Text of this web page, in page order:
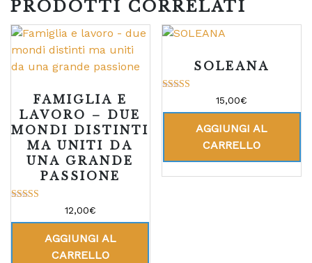
PRODOTTI CORRELATI
FAMIGLIA E
LAVORO – DUE
MONDI DISTINTI
MA UNITI DA
UNA GRANDE
PASSIONE
su 5
12,00€
AGGIUNGI AL
CARRELLO
SOLEANA
su 5
15,00€
AGGIUNGI AL
CARRELLO